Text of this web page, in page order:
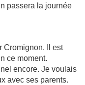
passera la journée
Cromignon. Il est
ce moment.
encore. Je voulais
avec ses parents.